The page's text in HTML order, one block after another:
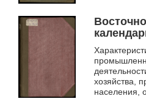
хозяйства,
населения,